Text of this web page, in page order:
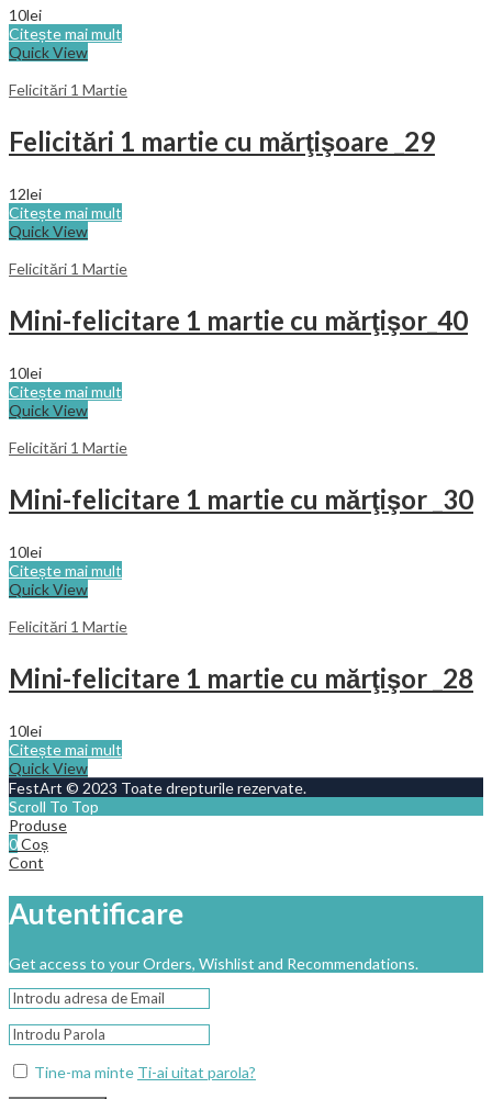
10lei
Citește mai mult
Quick View
Felicitări 1 Martie
Felicitări 1 martie cu mărţişoare _29
12lei
Citește mai mult
Quick View
Felicitări 1 Martie
Mini-felicitare 1 martie cu mărţişor_40
10lei
Citește mai mult
Quick View
Felicitări 1 Martie
Mini-felicitare 1 martie cu mărţişor _30
10lei
Citește mai mult
Quick View
Felicitări 1 Martie
Mini-felicitare 1 martie cu mărţişor _28
10lei
Citește mai mult
Quick View
FestArt © 2023 Toate drepturile rezervate.
Scroll To Top
Produse
0Coș
Cont
Autentificare
Get access to your Orders, Wishlist and Recommendations.
Tine-ma minte Ti-ai uitat parola?